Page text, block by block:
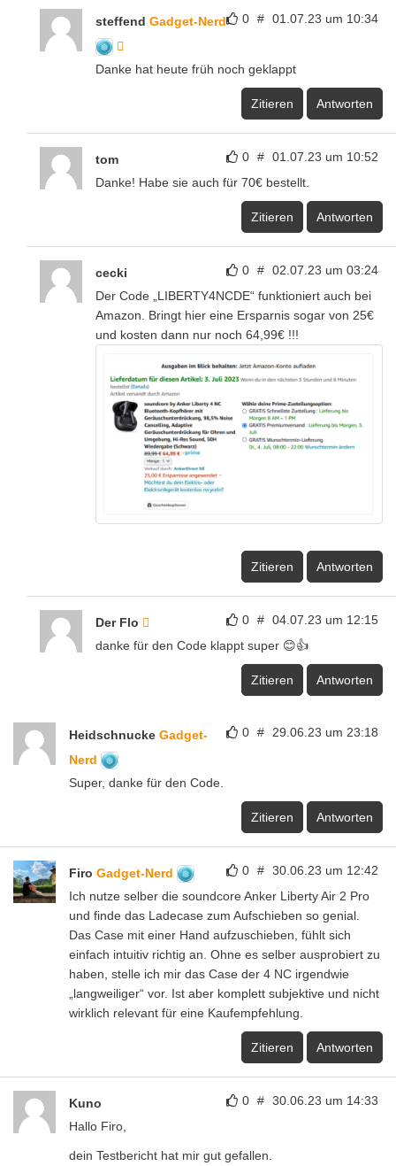
0 # 01.07.23 um 10:34
steffend Gadget-Nerd
Danke hat heute früh noch geklappt
Zitieren Antworten
0 # 01.07.23 um 10:52
tom
Danke! Habe sie auch für 70€ bestellt.
Zitieren Antworten
0 # 02.07.23 um 03:24
cecki
Der Code „LIBERTY4NCDE“ funktioniert auch bei
Amazon. Bringt hier eine Ersparnis sogar von 25€
und kosten dann nur noch 64,99€ !!!
Zitieren Antworten
0 # 04.07.23 um 12:15
Der Flo
danke für den Code klappt super 😊👍
Zitieren Antworten
0 # 29.06.23 um 23:18
Heidschnucke Gadget-
Nerd
Super, danke für den Code.
Zitieren Antworten
0 # 30.06.23 um 12:42
Firo Gadget-Nerd
Ich nutze selber die soundcore Anker Liberty Air 2 Pro
und finde das Ladecase zum Aufschieben so genial.
Das Case mit einer Hand aufzuschieben, fühlt sich
einfach intuitiv richtig an. Ohne es selber ausprobiert zu
haben, stelle ich mir das Case der 4 NC irgendwie
„langweiliger“ vor. Ist aber komplett subjektive und nicht
wirklich relevant für eine Kaufempfehlung.
Zitieren Antworten
0 # 30.06.23 um 14:33
Kuno
Hallo Firo,
dein Testbericht hat mir gut gefallen.